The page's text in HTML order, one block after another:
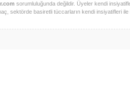
sorumluluğunda değildir. Üyeler kendi
sektörde basiretli tüccarların kendi insiyatifleri